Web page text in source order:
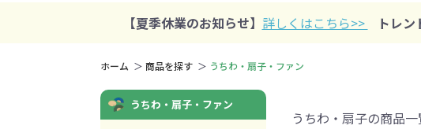
エコバッグ・トートバッグ
～50円
301～500円
展示会・セミナー
子供向け
官公庁・自治体向け
ス向け
【夏季休業のお知らせ】 詳しくはこちら>> トレ
ホーム 商品を探す うちわ・扇子・ファン
うちわ・扇子・ファン
うちわ・扇子の商品